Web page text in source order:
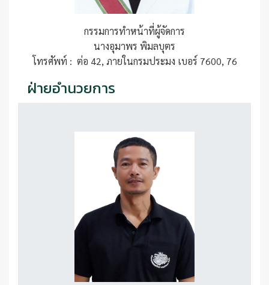
กรรมการทำหน้าที่ผู้จัดการ
นางอุมาพร พิมลบุตร
โทรศัพท์ : ต่อ 42, ภายในกรมประมง เบอร์ 7600, 76
ฝ่ายอำนวยการ